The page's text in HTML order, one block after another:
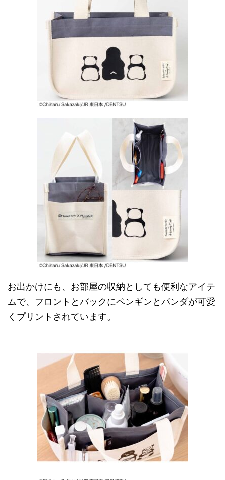
お出かけにも、お部屋の収納としても便利なアイテ
ムで、フロントとバックにペンギンとパンダが可愛
くプリントされています。